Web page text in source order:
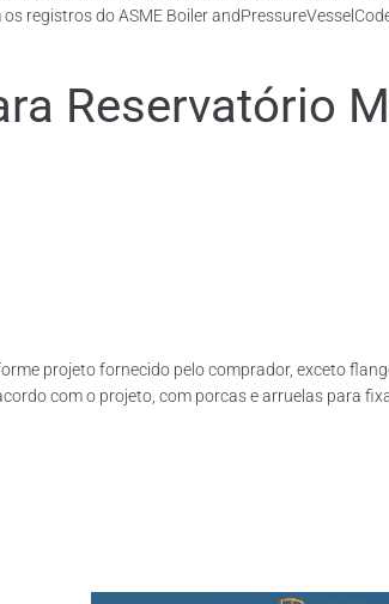
registros do ASME Boiler
Reservatório
projeto fornecido pelo comprador, exceto
com o projeto, com porcas e arruelas para